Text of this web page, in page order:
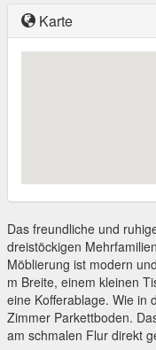
Karte
Das freundliche und
dreistöckigen
Möblierung ist modern
m Breite, einem kleinen
eine Kofferablage. Wie in
Zimmer Parkettboden.
am schmalen Flur direkt